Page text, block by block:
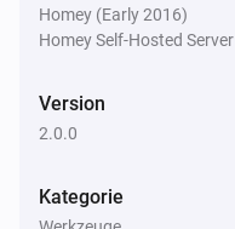
Homey (Early 2016)
Homey Self-Hosted Server
Version
2.0.0
Kategorie